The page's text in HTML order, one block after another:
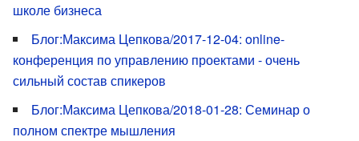
школе бизнеса
Блог:Максима Цепкова/2017-12-04: online-
конференция по управлению проектами - очень
сильный состав спикеров
Блог:Максима Цепкова/2018-01-28: Семинар о
полном спектре мышления